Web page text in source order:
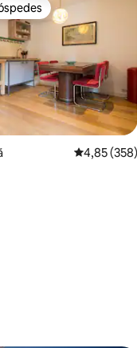
5, 150 avaliações
4,85 de
4,85 (358)